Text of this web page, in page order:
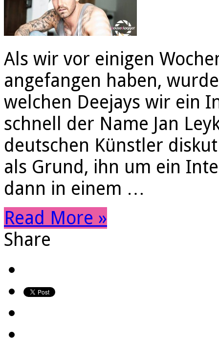
Als wir vor einigen
angefangen haben,
welchen Deejays wir ein
schnell der Name Jan
deutschen Künstler
als Grund, ihn um ein
dann in einem …
Read More »
Share